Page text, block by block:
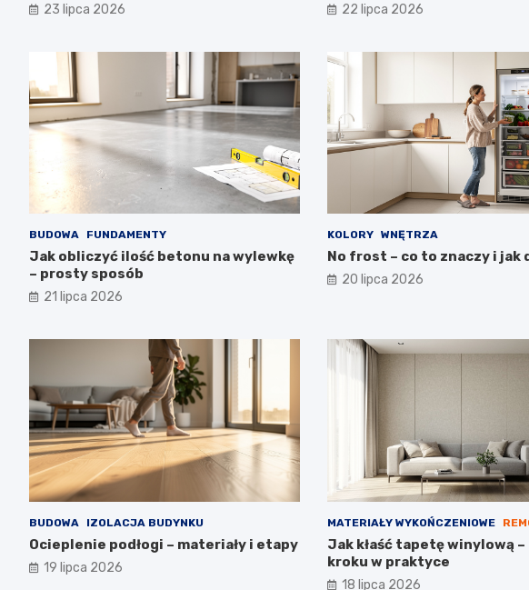
23 lipca 2026 22 lipca 2026
BUDOWA FUNDAMENTY
Jak obliczyć ilość betonu na wylewkę
– prosty sposób
21 lipca 2026
KOLORY WNĘTRZA
No frost – co to znaczy i jak
20 lipca 2026
BUDOWA IZOLACJA BUDYNKU
Ocieplenie podłogi – materiały i etapy
19 lipca 2026
MATERIAŁY WYKOŃCZENIOWE
Jak kłaść tapetę winylową –
kroku w praktyce
18 lipca 2026